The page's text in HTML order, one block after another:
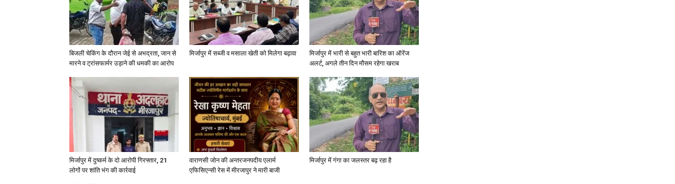
Hindi
News
Paper
बिजली चेकिंग के दौरान जेई से अभद्रता, जान से
मारने व ट्रांसफार्मर उड़ाने की धमकी का आरोप
मिर्जापुर में सब्जी व मसाला खेती को मिलेगा बढ़ावा
मिर्जापुर में भारी से बहुत भारी बारिश का ऑरेंज
अलर्ट, अगले तीन दिन मौसम रहेगा खराब
मिर्जापुर में दुष्कर्म के दो आरोपी गिरफ्तार, 21
लोगों पर शांति भंग की कार्रवाई
वाराणसी जोन की अन्तरजनपदीय एलार्म
एफिसिएन्सी रेस में मीरजापुर ने मारी बाजी
मिर्जापुर में गंगा का जलस्तर बढ़ रहा है